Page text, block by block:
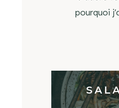
pourquoi